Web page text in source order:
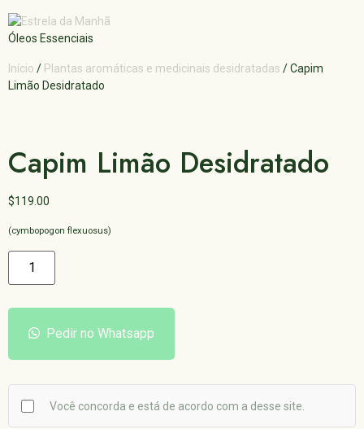
Óleos Essenciais
Início / Plantas aromáticas e medicinais desidratadas / Capim
Limão Desidratado
Capim Limão Desidratado
$119.00
(cymbopogon flexuosus)
Pedir no Whatsapp
Você concorda e está de acordo com a desse site.